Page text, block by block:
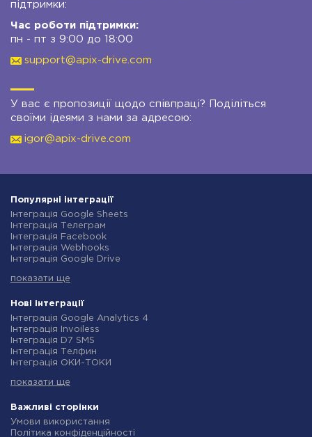
підтримки:
Час роботи підтримки:
пн - пт з 9:00 до 18:00
support@apix-drive.com
У вас є пропозиції щодо співпраці? Поділіться
своїми ідеями з нами за адресою:
igor@apix-drive.com
Популярні інтеграції
Інтеграція Google Sheets
Інтеграція Телеграм
Інтеграція Facebook
Інтеграція Webhooks
Інтеграція Google Drive
Інтеграція Gmail
Інтеграція Rozetka
Інтеграція OpenAI (ChatGPT)
Інтеграція Binotel
Інтеграція Prom
Інтеграція Приват24
Інтеграція OLX
Інтеграція SendPulse
Інтеграція Stream Telecom
Інтеграція Google Analytics
показати ще
Нові інтеграції
Інтеграція Google Analytics 4
Інтеграція Invoiless
Інтеграція D7 SMS
Інтеграція Телфин
Інтеграція ОКИ-ТОКИ
Інтеграція Microsoft Dynamics 365
Інтеграція TxtSync
Інтеграція Wire2Air
Інтеграція Corezoid
показати ще
Важливі сторінки
Умови використання
Політика конфіденційності